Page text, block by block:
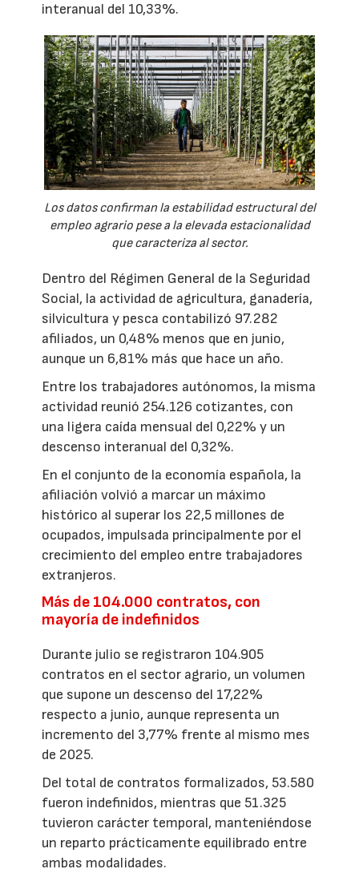
interanual del 10,33%.
Los datos confirman la estabilidad estructural del
empleo agrario pese a la elevada estacionalidad
que caracteriza al sector.
Dentro del Régimen General de la Seguridad
Social, la actividad de agricultura, ganadería,
silvicultura y pesca contabilizó 97.282
afiliados, un 0,48% menos que en junio,
aunque un 6,81% más que hace un año.
Entre los trabajadores autónomos, la misma
actividad reunió 254.126 cotizantes, con
una ligera caída mensual del 0,22% y un
descenso interanual del 0,32%.
En el conjunto de la economía española, la
afiliación volvió a marcar un máximo
histórico al superar los 22,5 millones de
ocupados, impulsada principalmente por el
crecimiento del empleo entre trabajadores
extranjeros.
Más de 104.000 contratos, con
mayoría de indefinidos
Durante julio se registraron 104.905
contratos en el sector agrario, un volumen
que supone un descenso del 17,22%
respecto a junio, aunque representa un
incremento del 3,77% frente al mismo mes
de 2025.
Del total de contratos formalizados, 53.580
fueron indefinidos, mientras que 51.325
tuvieron carácter temporal, manteniéndose
un reparto prácticamente equilibrado entre
ambas modalidades.